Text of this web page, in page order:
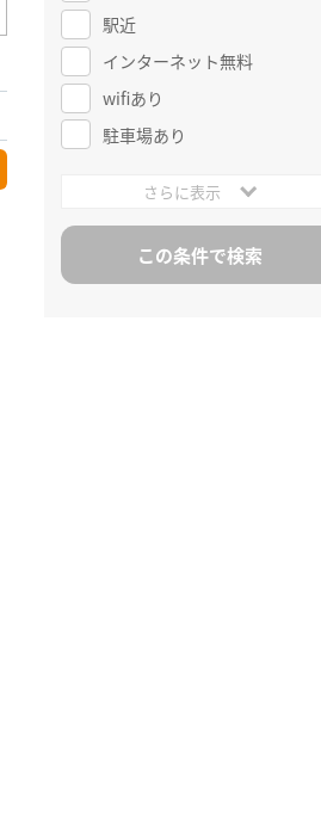
駅近
インターネット無料
wifiあり
駐車場あり
さらに表示